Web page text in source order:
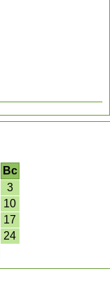
Вс
3
10
17
24